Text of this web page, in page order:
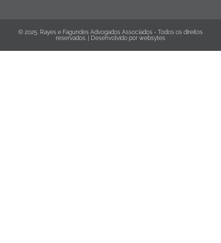
© 2025. Rayes e Fagundes Advogados Associados - Todos os direitos
reservados. | Desenvolvido por websytes